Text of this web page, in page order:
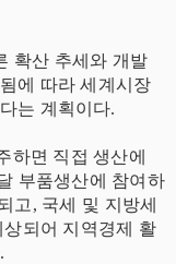
확산 추세와 개발
에 따라 세계시장
는 계획이다.
하면 직접 생산에
부품생산에 참여하
고, 국세 및 지방세
되어 지역경제 활